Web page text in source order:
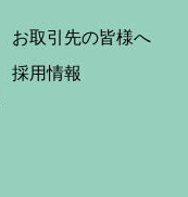
お取引先の皆様へ
採用情報